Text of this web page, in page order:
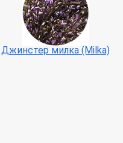
Джинстер милка (Milka)